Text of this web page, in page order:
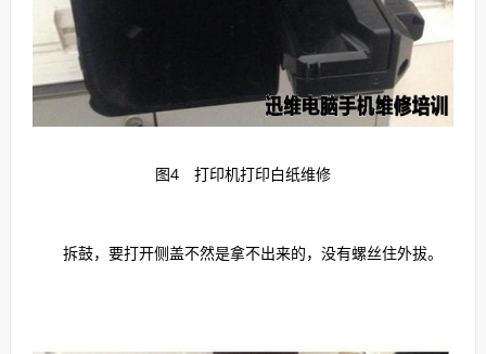
图4 打印机打印白纸维修
拆鼓，要打开侧盖不然是拿不出来的，没有螺丝住外拔。